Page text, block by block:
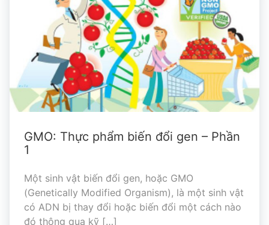
GMO: Thực phẩm biến đổi gen – Phần
1
Một sinh vật biến đổi gen, hoặc GMO
(Genetically Modified Organism), là một sinh vật
có ADN bị thay đổi hoặc biến đổi một cách nào
đó thông qua kỹ […]